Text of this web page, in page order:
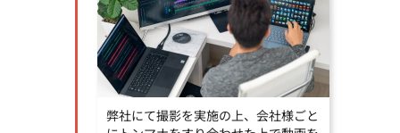
弊社にて撮影を実施の上、会社様ごと